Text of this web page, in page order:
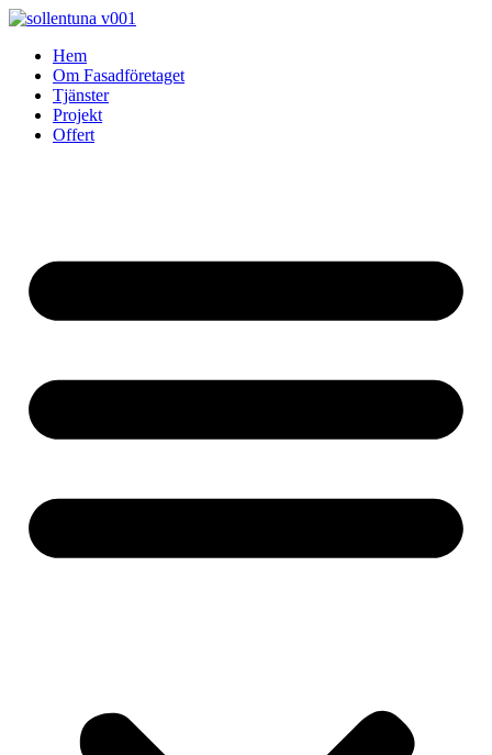
Skip
contentHem
Om Fasadföretaget
Tjänster
Projekt
Offert